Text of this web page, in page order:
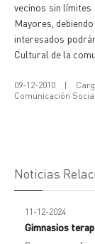
vecinos sin límites
Mayores,
interesados
Cultural de la
09-12-2010 |
Comunicación
Noticias
11-12-2024
Gimnasios